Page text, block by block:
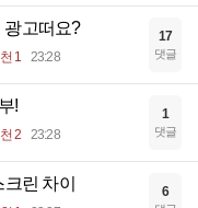
광고떠요?
1 23:28
17
댓글
!
2 23:28
1
댓글
린 차이 6